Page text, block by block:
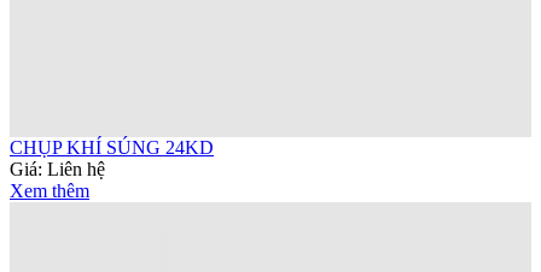
CHỤP KHÍ SÚNG 24KD
Giá: Liên hệ
Xem thêm